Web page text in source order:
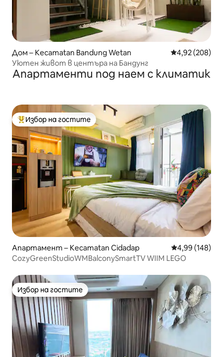
Дом – Kecamatan Bandung Wetan Средна
4,92 (208)
Уютен живот в центъра на Бандунг
Апартаменти под наем с климатик
Най-популярен избор на гостите
Избор на гостите
Апартамент – Kecamatan Cidadap Средна
4,99 (148)
CozyGreenStudioWMBalconySmartTV WIIM LEGO
Избор на гостите
Избор на гостите